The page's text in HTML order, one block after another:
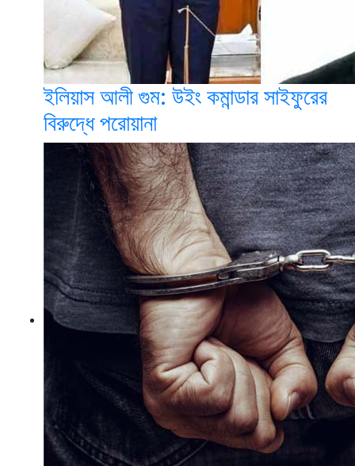
ইলিয়াস আলী গুম: উইং কমান্ডার সাইফুরের
বিরুদ্ধে পরোয়ানা